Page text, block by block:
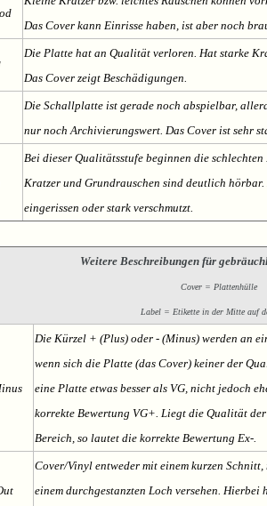
Das Cover kann Einrisse haben, ist aber noch
Die Platte hat an Qualität verloren. Hat starke
Das Cover zeigt Beschädigungen.
Die Schallplatte ist gerade noch abspielbar,
nur noch Archivierungswert. Das Cover ist sehr
Bei dieser Qualitätsstufe beginnen die
Kratzer und Grundrauschen sind deutlich
eingerissen oder stark verschmutzt.
Weitere Beschreibungen für
Cover = Plattenhülle
Label = Etikette in der Mitte auf
Die Kürzel + (Plus) oder - (Minus) werden an
wenn sich die Platte (das Cover) keiner der
eine Platte etwas besser als VG, nicht jedoch
korrekte Bewertung VG+. Liegt die Qualität
Bereich, so lautet die korrekte Bewertung Ex-.
Cover/Vinyl entweder mit einem kurzen
einem durchgestanzten Loch versehen. Hierbei